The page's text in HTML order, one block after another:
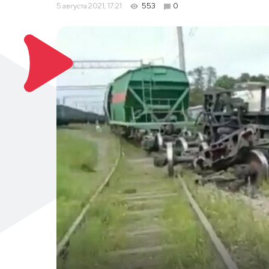
5 августа 2021, 17:21 553 0